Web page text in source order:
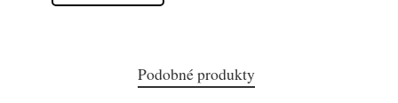
Podobné produkty